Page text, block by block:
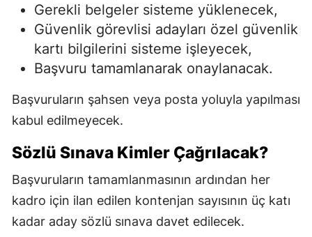
Gerekli belgeler sisteme yüklenecek,
Güvenlik görevlisi adayları özel güvenlik
kartı bilgilerini sisteme işleyecek,
Başvuru tamamlanarak onaylanacak.
Başvuruların şahsen veya posta yoluyla yapılması
kabul edilmeyecek.
Sözlü Sınava Kimler Çağrılacak?
Başvuruların tamamlanmasının ardından her
kadro için ilan edilen kontenjan sayısının üç katı
kadar aday sözlü sınava davet edilecek.